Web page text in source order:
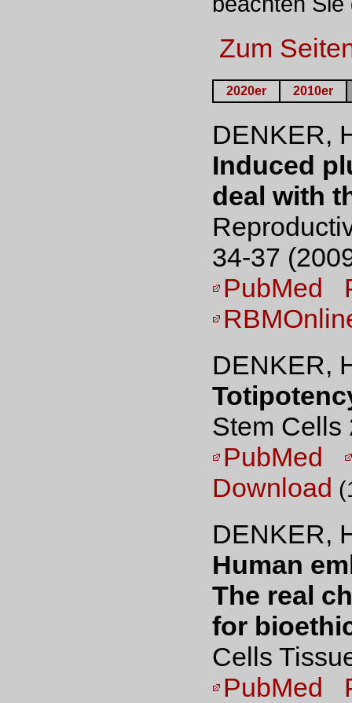
Zum
2020er 2010er
DENKER,
Induced
deal with
34-37
PubMed
DENKER,
Stem Cells
PubMed
Download
DENKER,
Human
The real
for
Cells
PubMed